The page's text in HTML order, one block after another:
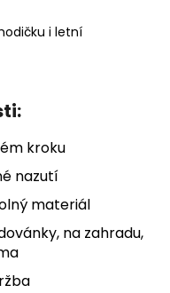
i letní
kroku
nazutí
materiál
na zahradu,